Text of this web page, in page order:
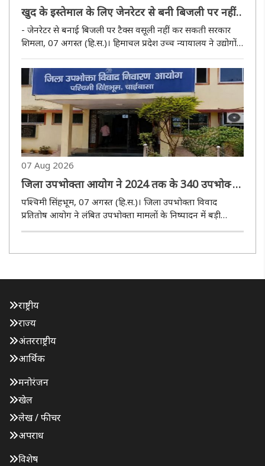
खुद के इस्तेमाल के लिए जेनरेटर से बनी बिजली पर नहीं
लगेगी बिजली ड्यूटी : हिमाचल उच्च न्यायालय
- जेनरेटर से बनाई बिजली पर टैक्स वसूली नहीं कर सकती सरकार
शिमला, 07 अगस्त (हि.स.)। हिमाचल प्रदेश उच्च न्यायालय ने उद्योगों
और ऐसे सभी उपभोक्ताओं को बड़ी राहत दी है, जो बिजली कटौती के
दौरान डीजल जेनरेटर या किसी अन्य साधन से अपने उपयोग के लिए
बिजली..
07 Aug 2026
जिला उपभोक्ता आयोग ने 2024 तक के 340 उपभोक्ता
मामलों का किया निष्पादन
पश्चिमी सिंहभूम, 07 अगस्त (हि.स.)। जिला उपभोक्ता विवाद
प्रतितोष आयोग ने लंबित उपभोक्ता मामलों के निष्पादन में बड़ी
उपलब्धि हासिल करते हुए वर्ष 2024 तक दर्ज कुल 340 मामलों का
अब केवल एक मामल..
राष्ट्रीय
राज्य
अंतरराष्ट्रीय
आर्थिक
मनोरंजन
खेल
लेख / फीचर
अपराध
विशेष